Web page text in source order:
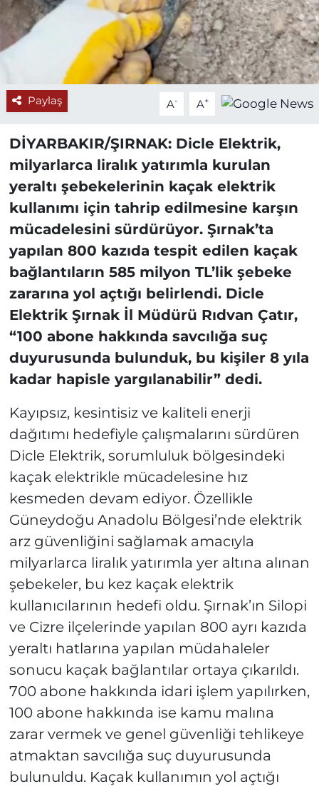
Paylaş A- A+
DİYARBAKIR/ŞIRNAK: Dicle Elektrik,
milyarlarca liralık yatırımla kurulan
yeraltı şebekelerinin kaçak elektrik
kullanımı için tahrip edilmesine karşın
mücadelesini sürdürüyor. Şırnak’ta
yapılan 800 kazıda tespit edilen kaçak
bağlantıların 585 milyon TL’lik şebeke
zararına yol açtığı belirlendi. Dicle
Elektrik Şırnak İl Müdürü Rıdvan Çatır,
“100 abone hakkında savcılığa suç
duyurusunda bulunduk, bu kişiler 8 yıla
kadar hapisle yargılanabilir” dedi.
Kayıpsız, kesintisiz ve kaliteli enerji
dağıtımı hedefiyle çalışmalarını sürdüren
Dicle Elektrik, sorumluluk bölgesindeki
kaçak elektrikle mücadelesine hız
kesmeden devam ediyor. Özellikle
Güneydoğu Anadolu Bölgesi’nde elektrik
arz güvenliğini sağlamak amacıyla
milyarlarca liralık yatırımla yer altına alınan
şebekeler, bu kez kaçak elektrik
kullanıcılarının hedefi oldu. Şırnak’ın Silopi
ve Cizre ilçelerinde yapılan 800 ayrı kazıda
yeraltı hatlarına yapılan müdahaleler
sonucu kaçak bağlantılar ortaya çıkarıldı.
700 abone hakkında idari işlem yapılırken,
100 abone hakkında ise kamu malına
zarar vermek ve genel güvenliği tehlikeye
atmaktan savcılığa suç duyurusunda
bulunuldu. Kaçak kullanımın yol açtığı